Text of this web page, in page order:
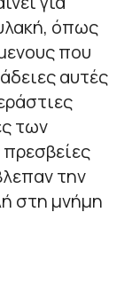
όπως
που
αυτές
των
την
στη μνήμη